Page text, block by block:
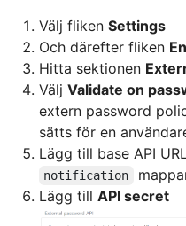
Välj fliken Settings
Och därefter fliken
Hitta sektionen
Välj Validate on
extern password
sätts för en
Lägg till base API
notification
Lägg till API secret